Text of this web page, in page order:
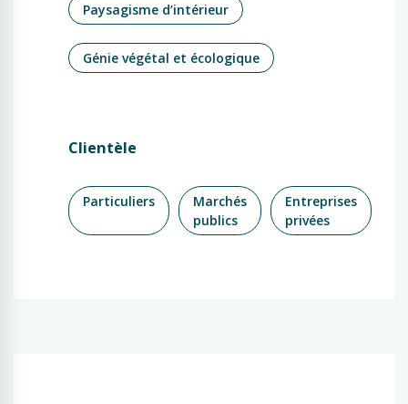
Paysagisme d’intérieur
Génie végétal et écologique
Clientèle
Particuliers
Marchés
publics
Entreprises
privées